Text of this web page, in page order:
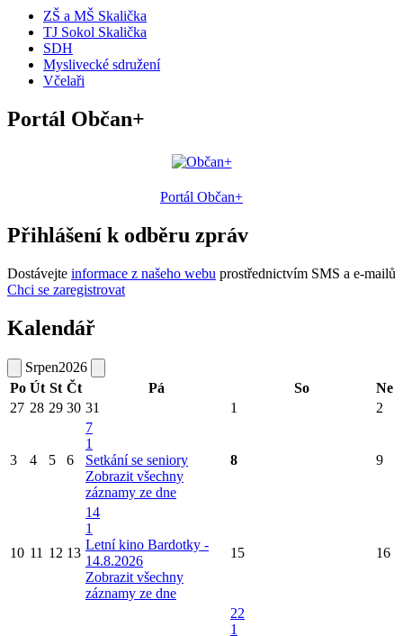
ZŠ a MŠ Skalička
TJ Sokol Skalička
SDH
Myslivecké sdružení
Včelaři
Portál Občan+
Portál Občan+
Přihlášení k odběru zpráv
Dostávejte informace z našeho webu prostřednictvím SMS a e-mailů
Chci se zaregistrovat
Kalendář
Srpen2026
Po Út St Čt Pá So
Ne
27 28 29 30 31 1 2
3 4 5 6
7
1
Setkání se seniory
Zobrazit všechny
záznamy ze dne
8 9
10 11 12 13
14
1
Letní kino Bardotky -
14.8.2026
Zobrazit všechny
záznamy ze dne
15 16
22
1